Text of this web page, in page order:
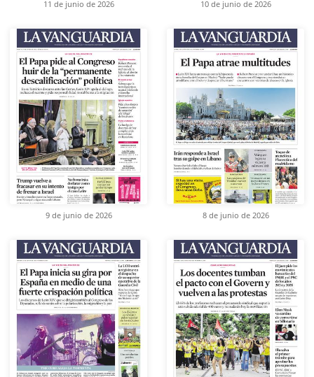
11 de junio de 2026 10 de junio de 2026
9 de junio de 2026 8 de junio de 2026